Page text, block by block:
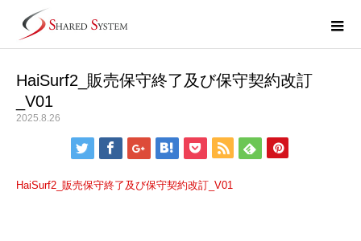
HaiSurf2_販売保守終了及び保守契約改訂
_V01
2025.8.26
HaiSurf2_販売保守終了及び保守契約改訂_V01